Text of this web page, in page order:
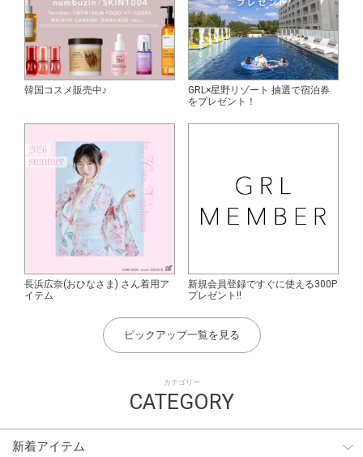
カテゴリー
CATEGORY
新着アイテム
韓国コスメ販売中♪
GRL×星野リゾート 抽選で宿泊券
をプレゼント！
長浜広奈(おひなさま) さん着用ア
イテム
新規会員登録ですぐに使える300P
プレゼント!!
ピックアップ一覧を見る